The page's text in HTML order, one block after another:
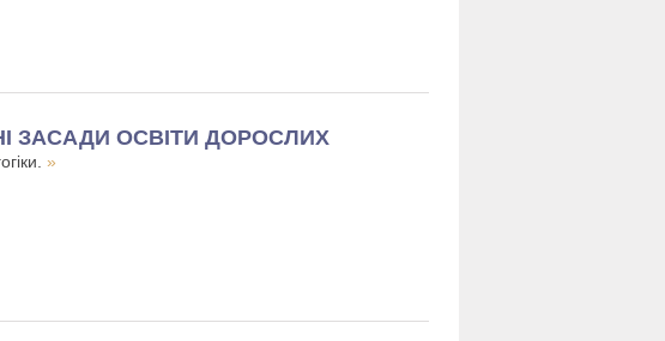
ЗАСАДИ ОСВІТИ ДОРОСЛИХ
»